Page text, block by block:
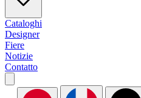
Cataloghi
Designer
Fiere
Notizie
Contatto